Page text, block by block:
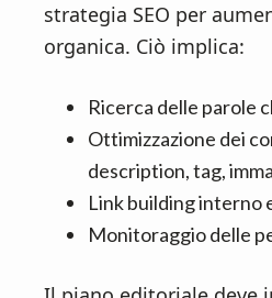
strategia SEO per
organica. Ciò implica:
Ricerca delle parole
Ottimizzazione dei
description, tag,
Link building interno
Monitoraggio delle